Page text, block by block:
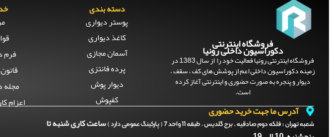
فروشگاه اینترنتی
دکوراسیون داخلی رونیا
فروشگاه اینترنتی رونیا فعالیت خود را از سال 1383 در
زمینه دکوراسیون داخلی اعم از پوشش های کف ، سقف ،
دیوار و پنجره به صورت حضوری و اینترنتی آغاز کرده
است.
دسته بندی
پوستر دیواری
کاغذ دیواری
آسمان مجازی
پرده فانتزی
دیوار پوش
کفپوش
فرم
مجله
اعزام
آدرس ما جهت خرید حضوری
شعبه تهران :فلکه دوم صادقیه . برج گلدیس . طبقه 11 واحد 7 ( پارکینگ عمومی دارد )
ساعت کاری شنبه تا